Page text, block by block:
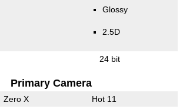
Glossy
2.5D
24 bit
Primary Camera
Zero X Hot 11